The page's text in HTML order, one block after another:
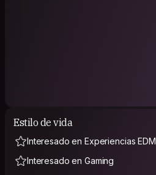
Estilo de vida
Interesado en Experiencias EDM
Interesado en Gaming